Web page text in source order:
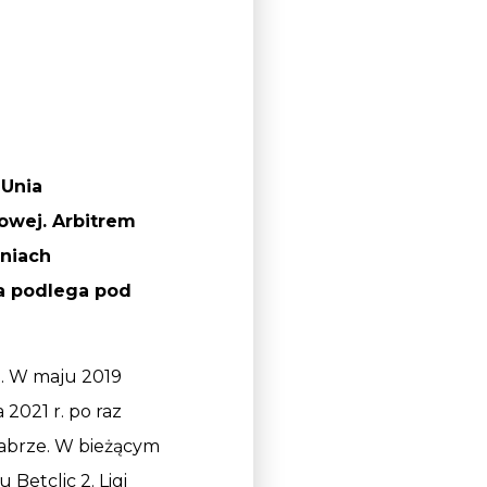
Arbitrem
podlega pod
W maju 2019
r. po raz
W bieżącym
Betclic 2. Ligi